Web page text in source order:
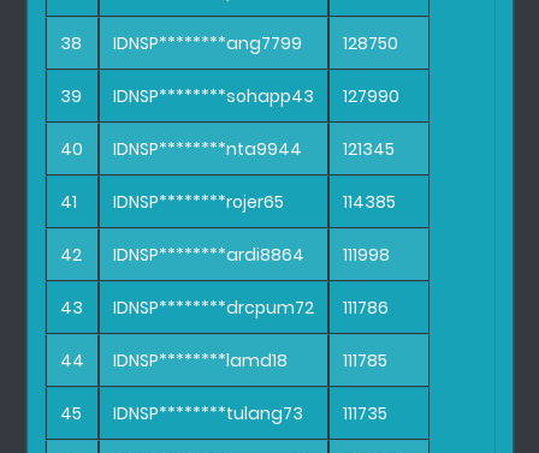
38 IDNSP********ang7799 128750
39 IDNSP********sohapp43 127990
40 IDNSP********nta9944 121345
41 IDNSP********rojer65 114385
42 IDNSP********ardi8864 111998
43 IDNSP********drcpum72 111786
44 IDNSP********lamd18 111785
45 IDNSP********tulang73 111735